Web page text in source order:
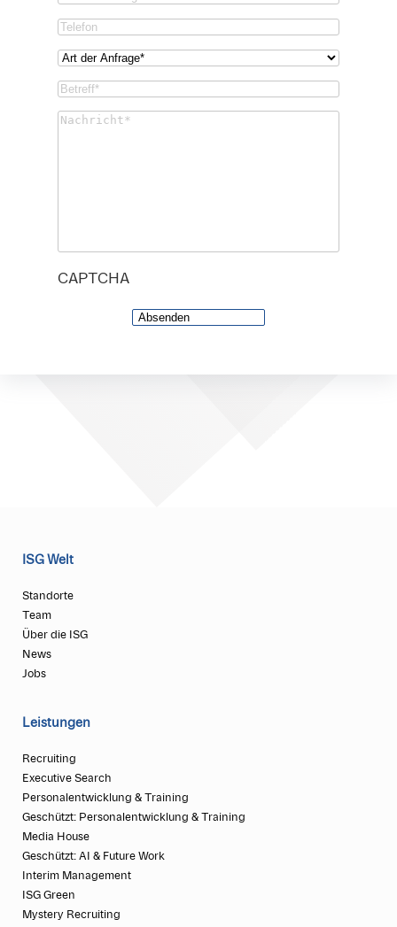
Email
Phone
Art
Anfrage*
(Required)
Betreff*
Untitled(Required)
CAPTCHA
ISG Welt
Standorte
Team
Über die ISG
News
Jobs
Leistungen
Recruiting
Executive Search
Personalentwicklung & Training
Geschützt: Personalentwicklung & Training
Media House
Geschützt: AI & Future Work
Interim Management
ISG Green
Mystery Recruiting